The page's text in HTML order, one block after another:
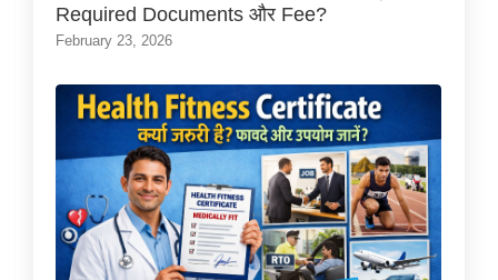
Required Documents और Fee?
February 23, 2026